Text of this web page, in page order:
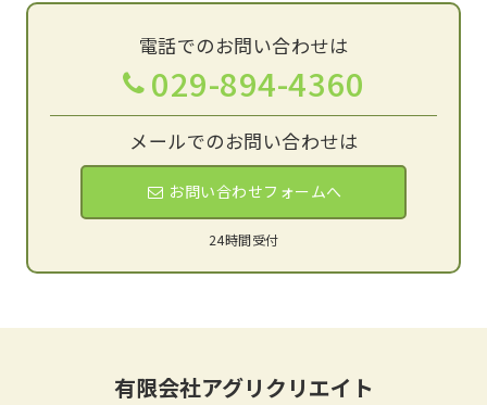
電話でのお問い合わせは
029-894-4360
メールでのお問い合わせは
お問い合わせフォームへ
24時間受付
有限会社アグリクリエイト